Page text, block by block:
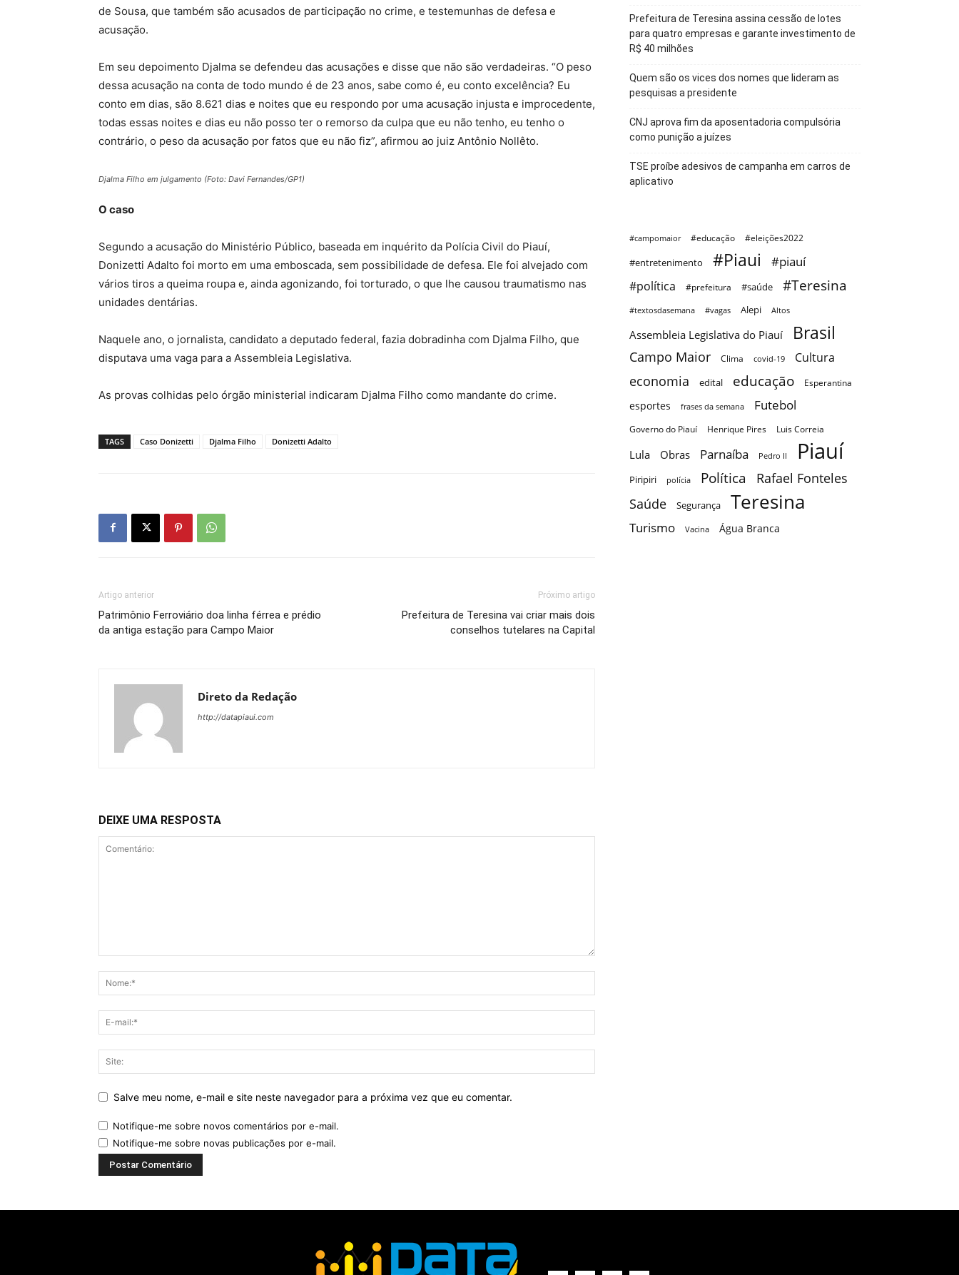
de Sousa, que também são acusados de participação no crime, e testemunhas de defesa e
acusação.
Em seu depoimento Djalma se defendeu das acusações e disse que não são verdadeiras. “O peso
dessa acusação na conta de todo mundo é de 23 anos, sabe como é, eu conto excelência? Eu
conto em dias, são 8.621 dias e noites que eu respondo por uma acusação injusta e improcedente,
todas essas noites e dias eu não posso ter o remorso da culpa que eu não tenho, eu tenho o
contrário, o peso da acusação por fatos que eu não fiz”, afirmou ao juiz Antônio Nollêto.
Djalma Filho em julgamento (Foto: Davi Fernandes/GP1)
O caso
Segundo a acusação do Ministério Público, baseada em inquérito da Polícia Civil do Piauí,
Donizetti Adalto foi morto em uma emboscada, sem possibilidade de defesa. Ele foi alvejado com
vários tiros a queima roupa e, ainda agonizando, foi torturado, o que lhe causou traumatismo nas
unidades dentárias.
Naquele ano, o jornalista, candidato a deputado federal, fazia dobradinha com Djalma Filho, que
disputava uma vaga para a Assembleia Legislativa.
As provas colhidas pelo órgão ministerial indicaram Djalma Filho como mandante do crime.
TAGS Caso Donizetti Djalma Filho Donizetti Adalto
Artigo anterior
Patrimônio Ferroviário doa linha férrea e prédio
da antiga estação para Campo Maior
Próximo artigo
Prefeitura de Teresina vai criar mais dois
conselhos tutelares na Capital
Direto da Redação
http://datapiaui.com
DEIXE UMA RESPOSTA
Salve meu nome, e-mail e site neste navegador para a próxima vez que eu comentar.
Notifique-me sobre novos comentários por e-mail.
Notifique-me sobre novas publicações por e-mail.
Prefeitura de Teresina assina cessão de lotes
para quatro empresas e garante investimento de
R$ 40 milhões
Quem são os vices dos nomes que lideram as
pesquisas a presidente
CNJ aprova fim da aposentadoria compulsória
como punição a juízes
TSE proíbe adesivos de campanha em carros de
aplicativo
#campomaior #educação #eleições2022
#entretenimento #Piaui #piauí
#política #prefeitura #saúde #Teresina
#textosdasemana #vagas Alepi Altos
Assembleia Legislativa do Piauí Brasil
Campo Maior Clima covid-19 Cultura
economia edital educação Esperantina
esportes frases da semana Futebol
Governo do Piauí Henrique Pires Luis Correia
Lula Obras Parnaíba Pedro II Piauí
Piripiri polícia Política Rafael Fonteles
Saúde Segurança Teresina
Turismo Vacina Água Branca